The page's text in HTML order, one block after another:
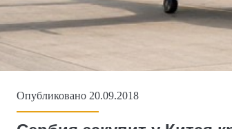
Опубликовано 20.09.2018